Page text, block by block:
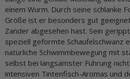
einem Wurm. Durch seine schlanke
Größe ist er besonders gut
Zander abgesehen hast. Sein
speziell geformte Schaufelschwanz
natürliche Schwimmbewegung mit
selbst bei langsamster Führung
intensiven Tintenfisch-Aromas und